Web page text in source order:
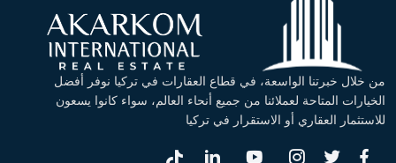
من خلال خبرتنا الواسعة، في قطاع العقارات في تركيا نوفر أفضل
الخيارات المتاحة لعملائنا من جميع أنحاء العالم، سواء كانوا يسعون
للاستثمار العقاري أو الاستقرار في تركيا